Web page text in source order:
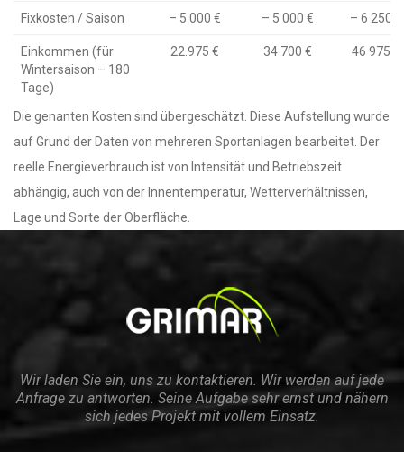
Fixkosten / Saison – 5 000 € – 5 000 € – 6 250 €
Einkommen (für
Wintersaison – 180
Tage)
22.975 € 34 700 € 46 975 €
Die genanten Kosten sind übergeschätzt. Diese Aufstellung wurde
auf Grund der Daten von mehreren Sportanlagen bearbeitet. Der
reelle Energieverbrauch ist von Intensität und Betriebszeit
abhängig, auch von der Innentemperatur, Wetterverhältnissen,
Lage und Sorte der Oberfläche.
Wir laden Sie ein, uns zu kontaktieren. Wir werden auf jede
Anfrage zu antworten. Seine Aufgabe sehr ernst und nähern
sich jedes Projekt mit vollem Einsatz.